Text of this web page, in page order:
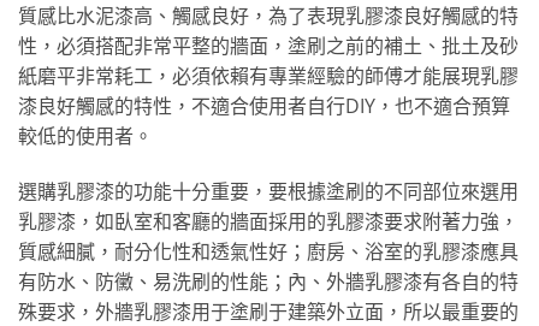
質感比水泥漆高、觸感良好，為了表現乳膠漆良好觸感的特
性，必須搭配非常平整的牆面，塗刷之前的補土、批土及砂
紙磨平非常耗工，必須依賴有專業經驗的師傅才能展現乳膠
漆良好觸感的特性，不適合使用者自行DIY，也不適合預算
較低的使用者。
選購乳膠漆的功能十分重要，要根據塗刷的不同部位來選用
乳膠漆，如臥室和客廳的牆面採用的乳膠漆要求附著力強，
質感細膩，耐分化性和透氣性好；廚房、浴室的乳膠漆應具
有防水、防黴、易洗刷的性能；內、外牆乳膠漆有各自的特
殊要求，外牆乳膠漆用于塗刷于建築外立面，所以最重要的